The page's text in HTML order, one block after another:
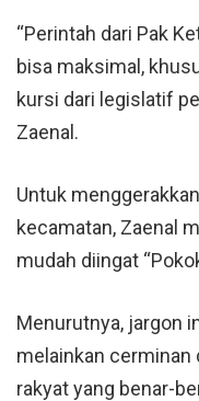
“Perintah dari Pak
bisa maksimal,
kursi dari legislatif
Zaenal.
Untuk
kecamatan, Zaenal
mudah diingat
Menurutnya, jargon
melainkan cerminan
rakyat yang benar-